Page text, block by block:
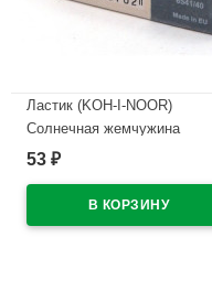
Ластик (KOH-I-NOOR)
Солнечная жемчужина
(Sunpearl) 60*18мм
53 ₽